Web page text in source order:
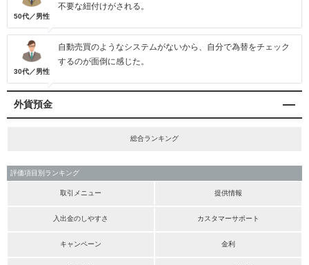
50代／男性
不要な紐付けがされる。
30代／男性
自動売買のようなシステムがないから、自分で為替をチェック
するのが面倒に感じた。
外貨預金
総合ランキング
評価項目別ランキング
取引メニュー 提供情報
入出金のしやすさ カスタマーサポート
キャンペーン 金利